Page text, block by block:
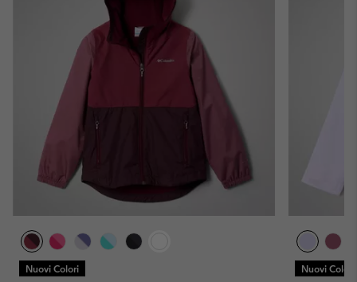
Nuovi Colori Nuovi Colori